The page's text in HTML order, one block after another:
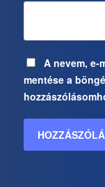
A nevem, e-
mentése a